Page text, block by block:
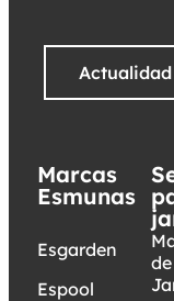
Marcas
Esmunas
Esgarden
Espool
de